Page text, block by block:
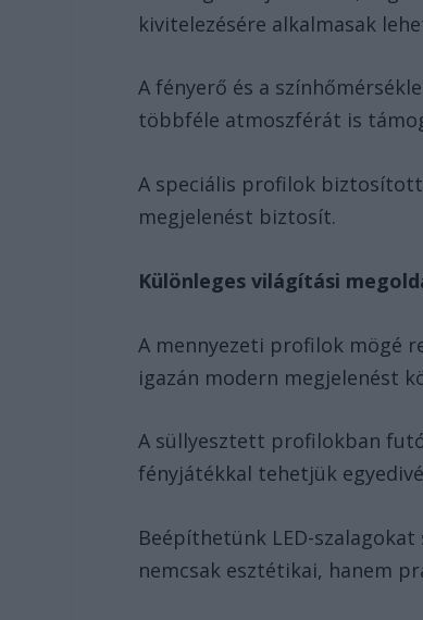
kivitelezésére alkalmasak
A fényerő és a
többféle atmoszférát is
A speciális profilok
megjelenést biztosít.
Különleges világítási
A mennyezeti profilok mögé
igazán modern megjelenést
A süllyesztett profilokban
fényjátékkal tehetjük
Beépíthetünk LED-
nemcsak esztétikai, hanem